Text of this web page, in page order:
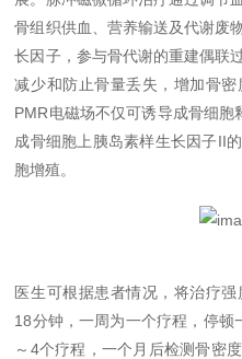
骨组织供血、营养输送及代谢废
长因子，参与骨代谢的重建偶联
减少和防止骨量丢失，增加骨
PMR电磁场不仅可诱导成骨细胞
成骨细胞上胰岛素样生长因子II
胞增殖。
医生可根据患者情况，将治疗
18分钟，一周为一个疗程，停顿
～ 4个疗程，一个月后检测骨密